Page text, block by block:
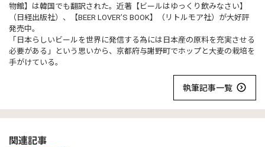
物館】は韓国でも翻訳された。近著【ビールはゆっくり飲みなさい】
（日経出版社）、【BEER LOVER’S BOOK】（リトルモア社）が大好評
発売中。
「日本らしいビールを世界に発信する為には日本産の原料を充実させる
必要がある」という思いから、京都府与謝野町でホップと大麦の栽培を
手がけている。
執筆記事一覧
関連記事